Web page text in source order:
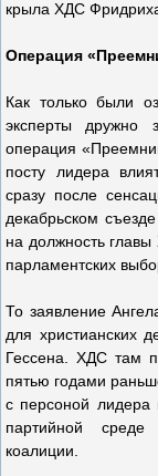
крыла ХДС
Операция
Как только были
эксперты дружно
операция
посту лидера
сразу после
декабрьском
на должность
парламентских
То заявление
для христианских
Гессена. ХДС там
пятью годами
с персоной
партийной среде
коалиции.